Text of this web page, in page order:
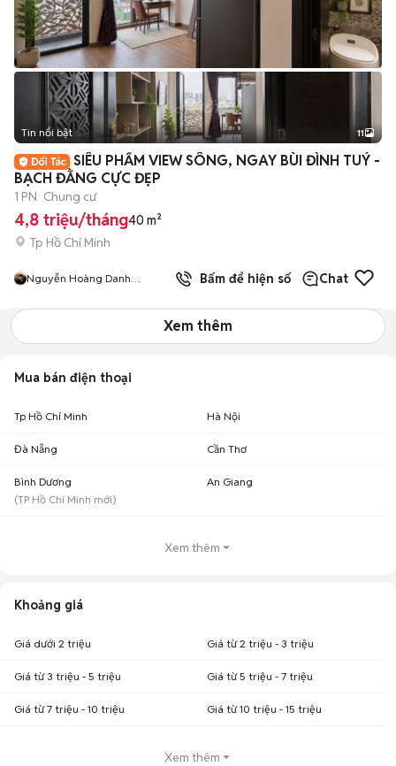
+2
Tin nổi bật 11
SIÊU PHẨM VIEW SÔNG, NGAY BÙI ĐÌNH TUÝ -
BẠCH ĐẰNG CỰC ĐẸP
1 PN Chung cư
4,8 triệu/tháng40 m²
Tp Hồ Chí Minh
Nguyễn Hoàng Danh
5.0 Bấm để hiện số Chat
Xem thêm
Mua bán điện thoại
Tp Hồ Chí Minh Hà Nội
Đà Nẵng Cần Thơ
Bình Dương
(TP Hồ Chí Minh mới)
An Giang
Xem thêm
Khoảng giá
Giá dưới 2 triệu Giá từ 2 triệu - 3 triệu
Giá từ 3 triệu - 5 triệu Giá từ 5 triệu - 7 triệu
Giá từ 7 triệu - 10 triệu Giá từ 10 triệu - 15 triệu
Xem thêm